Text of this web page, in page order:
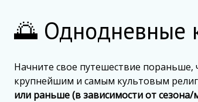
🌅 Однодневные
Начните свое путешествие
крупнейшим и самым культовым
или раньше (в зависимости от сезона/